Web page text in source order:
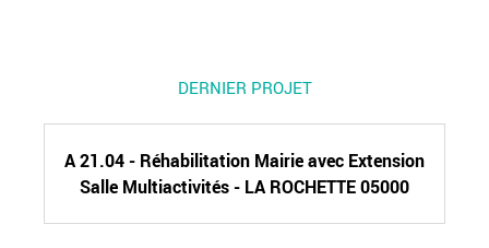
DERNIER PROJET
A 21.04 - Réhabilitation Mairie avec Extension
Salle Multiactivités - LA ROCHETTE 05000